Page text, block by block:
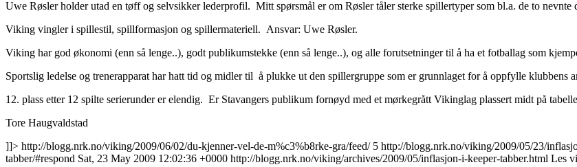
Uwe Røsler holder utad en tøff og selvsikker lederprofil. Mitt spørsmål er om Røsler tåler sterke spillertyper som bl.a. de to
Viking vingler i spillestil, spillformasjon og spillermateriell. Ansvar: Uwe Røsler.
Viking har god økonomi (enn så lenge..), godt publikumstekke (enn så lenge..), og alle forutsetninger til å ha et fotballag som
Sportslig ledelse og trenerapparat har hatt tid og midler til å plukke ut den spillergruppe som er grunnlaget for å oppfylle klubbens
12. plass etter 12 spilte serierunder er elendig. Er Stavangers publikum fornøyd med et mørkegrått Vikinglag plassert midt på
Tore Haugvaldstad
]]> http://blogg.nrk.no/viking/2009/06/02/du-kjenner-vel-de-m%c3%b8rke-gra/feed/ 5 http://blogg.nrk.no/viking/2009/05/23/
tabber/#respond Sat, 23 May 2009 12:02:36 +0000 http://blogg.nrk.no/viking/archives/2009/05/inflasjon-i-keeper-tabber.html Les